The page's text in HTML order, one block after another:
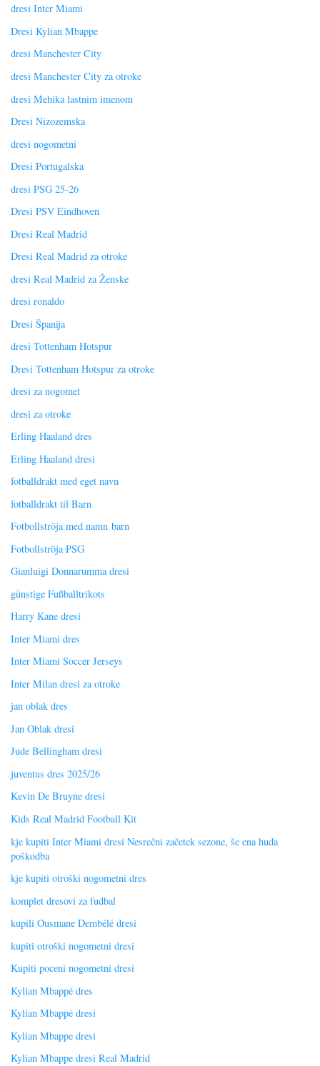
dresi Inter Miami
Dresi Kylian Mbappe
dresi Manchester City
dresi Manchester City za otroke
dresi Mehika lastnim imenom
Dresi Nizozemska
dresi nogometni
Dresi Portugalska
dresi PSG 25-26
Dresi PSV Eindhoven
Dresi Real Madrid
Dresi Real Madrid za otroke
dresi Real Madrid za Ženske
dresi ronaldo
Dresi Španija
dresi Tottenham Hotspur
Dresi Tottenham Hotspur za otroke
dresi za nogomet
dresi za otroke
Erling Haaland dres
Erling Haaland dresi
fotballdrakt med eget navn
fotballdrakt til Barn
Fotbollströja med namn barn
Fotbollströja PSG
Gianluigi Donnarumma dresi
günstige Fußballtrikots
Harry Kane dresi
Inter Miami dres
Inter Miami Soccer Jerseys
Inter Milan dresi za otroke
jan oblak dres
Jan Oblak dresi
Jude Bellingham dresi
juventus dres 2025/26
Kevin De Bruyne dresi
Kids Real Madrid Football Kit
kje kupiti Inter Miami dresi Nesrečni začetek sezone, še ena huda
poškodba
kje kupiti otroški nogometni dres
komplet dresovi za fudbal
kupili Ousmane Dembélé dresi
kupiti otroški nogometni dresi
Kupiti poceni nogometni dresi
Kylian Mbappé dres
Kylian Mbappé dresi
Kylian Mbappe dresi
Kylian Mbappe dresi Real Madrid